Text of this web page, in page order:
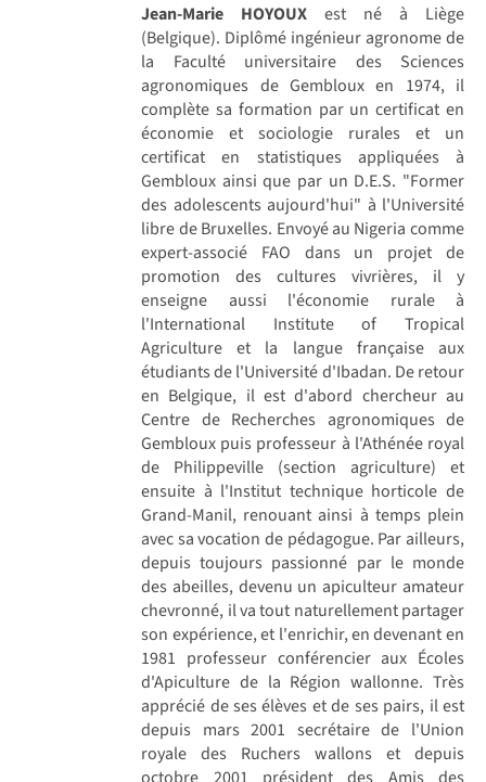
Jean-Marie HOYOUX est né à Liège
(Belgique). Diplômé ingénieur agronome de
la Faculté universitaire des Sciences
agronomiques de Gembloux en 1974, il
complète sa formation par un certificat en
économie et sociologie rurales et un
certificat en statistiques appliquées à
Gembloux ainsi que par un D.E.S. "Former
des adolescents aujourd'hui" à l'Université
libre de Bruxelles. Envoyé au Nigeria comme
expert-associé FAO dans un projet de
promotion des cultures vivrières, il y
enseigne aussi l'économie rurale à
l'International Institute of Tropical
Agriculture et la langue française aux
étudiants de l'Université d'Ibadan. De retour
en Belgique, il est d'abord chercheur au
Centre de Recherches agronomiques de
Gembloux puis professeur à l'Athénée royal
de Philippeville (section agriculture) et
ensuite à l'Institut technique horticole de
Grand-Manil, renouant ainsi à temps plein
avec sa vocation de pédagogue. Par ailleurs,
depuis toujours passionné par le monde
des abeilles, devenu un apiculteur amateur
chevronné, il va tout naturellement partager
son expérience, et l'enrichir, en devenant en
1981 professeur conférencier aux Écoles
d'Apiculture de la Région wallonne. Très
apprécié de ses élèves et de ses pairs, il est
depuis mars 2001 secrétaire de l'Union
royale des Ruchers wallons et depuis